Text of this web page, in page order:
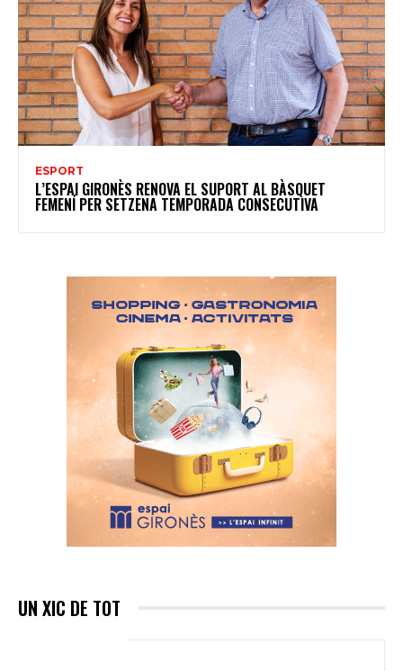
ESPORT
L’ESPAI GIRONÈS RENOVA EL SUPORT AL BÀSQUET
FEMENÍ PER SETZENA TEMPORADA CONSECUTIVA
UN XIC DE TOT